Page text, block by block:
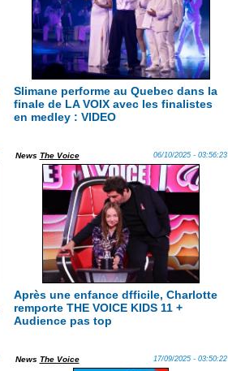
Slimane performe au Quebec dans la
finale de LA VOIX avec les finalistes
en medley : VIDEO
News The Voice 06/10/2025 - 03:56:23
Après une enfance dfficile, Charlotte
remporte THE VOICE KIDS 11 +
Audience pas top
News The Voice 17/09/2025 - 03:50:22